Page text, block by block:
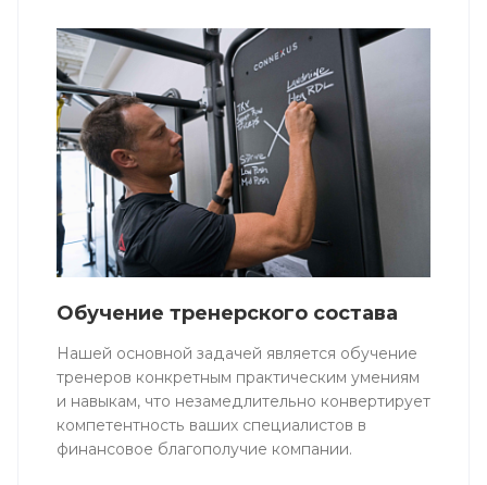
Обучение тренерского состава
Нашей основной задачей является обучение
тренеров конкретным практическим умениям
и навыкам, что незамедлительно конвертирует
компетентность ваших специалистов в
финансовое благополучие компании.